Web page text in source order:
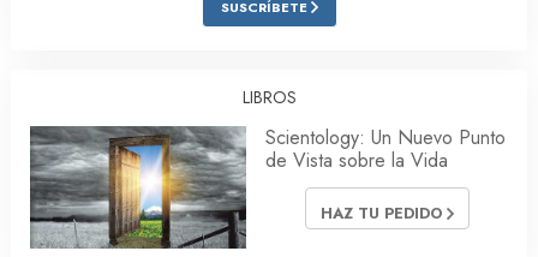
SUSCRÍBETE
LIBROS
Scientology: Un Nuevo Punto
de Vista sobre la Vida
HAZ TU PEDIDO